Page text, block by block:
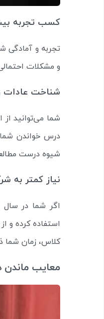
کسب تجربه
تجربه و آمادگی
و مشکلات
شناخت عادات
شما می‌توانید
درس خواندن شما
شیوه درست
نیاز کمتر به
اگر شما در سال
استفاده کرده و
کلاس، زمان شما
معایب